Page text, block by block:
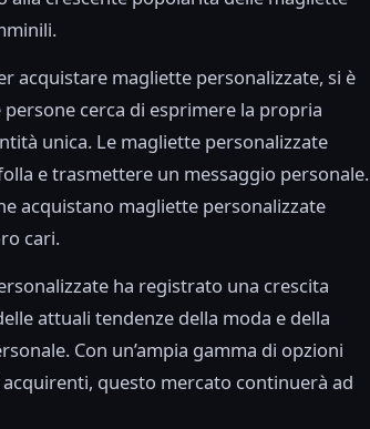
acquistare magliette personalizzate, si è
cerca di esprimere la propria
unica. Le magliette personalizzate
e trasmettere un messaggio personale.
acquistano magliette personalizzate
cari.
ha registrato una crescita
attuali tendenze della moda e della
Con un’ampia gamma di opzioni
questo mercato continuerà ad